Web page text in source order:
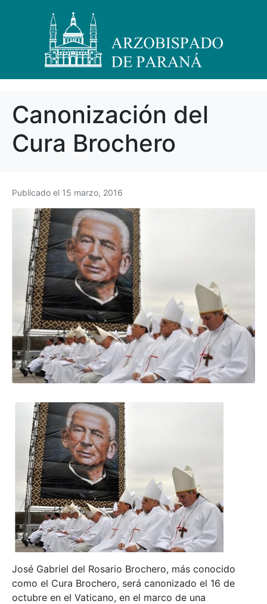
Canonización del
Cura Brochero
Publicado el 15 marzo, 2016
José Gabriel del Rosario Brochero, más conocido
como el Cura Brochero, será canonizado el 16 de
octubre en el Vaticano, en el marco de una